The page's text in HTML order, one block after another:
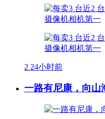
2 24小时前
一路有尼康，向山